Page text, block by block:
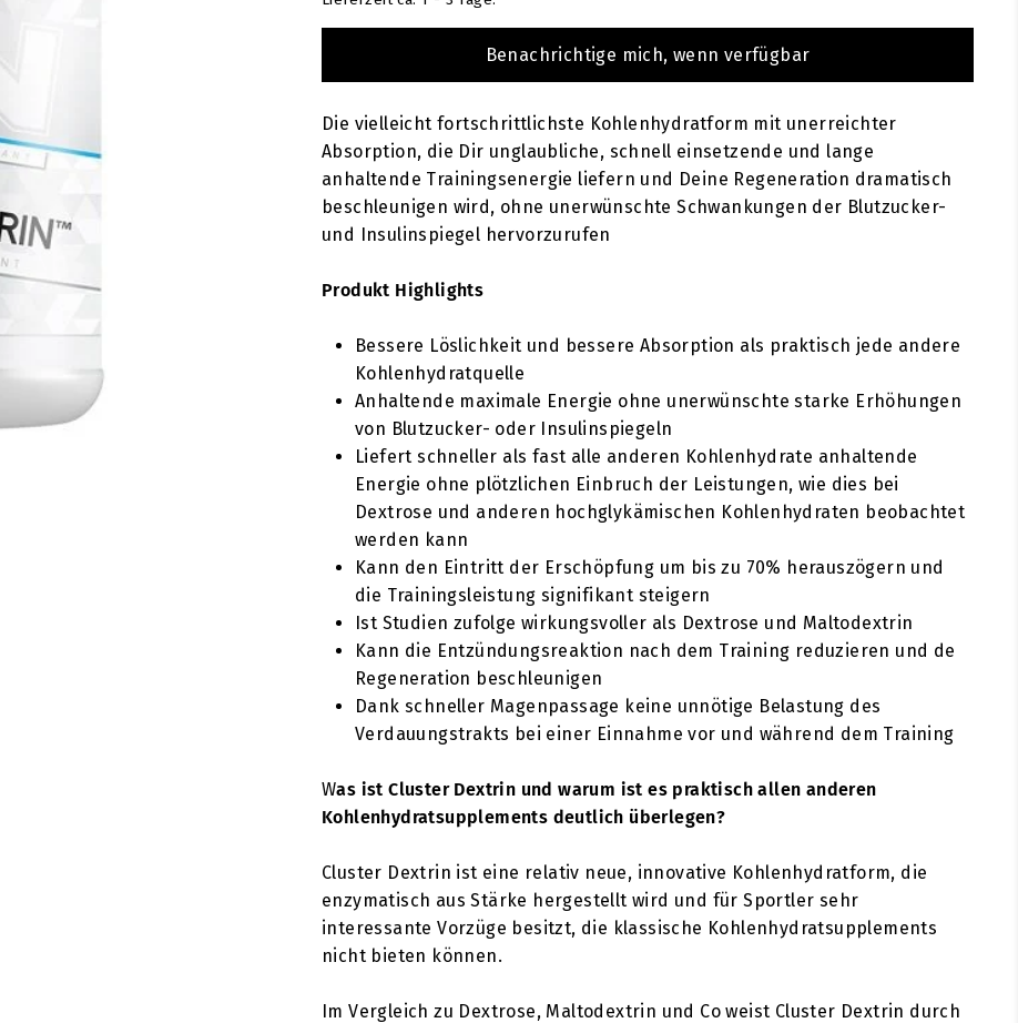
Benachrichtige mich, wenn verfügbar
Die vielleicht fortschrittlichste Kohlenhydratform mit unerreichter
Absorption, die Dir unglaubliche, schnell einsetzende und lange
anhaltende Trainingsenergie liefern und Deine Regeneration dramatisch
beschleunigen wird, ohne unerwünschte Schwankungen der Blutzucker-
und Insulinspiegel hervorzurufen
Produkt Highlights
Bessere Löslichkeit und bessere Absorption als praktisch jede andere
Kohlenhydratquelle
Anhaltende maximale Energie ohne unerwünschte starke Erhöhungen
von Blutzucker- oder Insulinspiegeln
Liefert schneller als fast alle anderen Kohlenhydrate anhaltende
Energie ohne plötzlichen Einbruch der Leistungen, wie dies bei
Dextrose und anderen hochglykämischen Kohlenhydraten beobachtet
werden kann
Kann den Eintritt der Erschöpfung um bis zu 70% herauszögern und
die Trainingsleistung signifikant steigern
Ist Studien zufolge wirkungsvoller als Dextrose und Maltodextrin
Kann die Entzündungsreaktion nach dem Training reduzieren und de
Regeneration beschleunigen
Dank schneller Magenpassage keine unnötige Belastung des
Verdauungstrakts bei einer Einnahme vor und während dem Training
Was ist Cluster Dextrin und warum ist es praktisch allen anderen
Kohlenhydratsupplements deutlich überlegen?
Cluster Dextrin ist eine relativ neue, innovative Kohlenhydratform, die
enzymatisch aus Stärke hergestellt wird und für Sportler sehr
interessante Vorzüge besitzt, die klassische Kohlenhydratsupplements
nicht bieten können.
Im Vergleich zu Dextrose, Maltodextrin und Co weist Cluster Dextrin durch